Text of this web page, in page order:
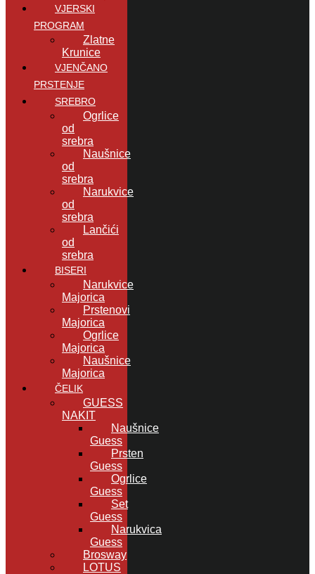
VJERSKI
PROGRAM
Zlatne
Krunice
VJENČANO
PRSTENJE
SREBRO
Ogrlice
od
srebra
Naušnice
od
srebra
Narukvice
od
srebra
Lančići
od
srebra
BISERI
Narukvice
Majorica
Prstenovi
Majorica
Ogrlice
Majorica
Naušnice
Majorica
ČELIK
GUESS
NAKIT
Naušnice
Guess
Prsten
Guess
Ogrlice
Guess
Set
Guess
Narukvica
Guess
Brosway
LOTUS